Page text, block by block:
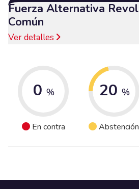
Fuerza Alternativa
Común
Ver detalles
0 %
En contra
20 %
Abstención